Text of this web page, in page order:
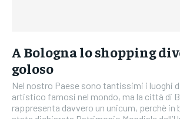
A Bologna lo shopping
goloso
Nel nostro Paese sono tantissimi i luoghi
artistico famosi nel mondo, ma la città di
rappresenta davvero un unicum, perchè in